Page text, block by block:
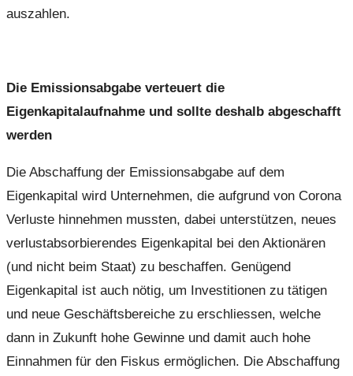
auszahlen.
Die Emissionsabgabe verteuert die
Eigenkapitalaufnahme und sollte deshalb abgeschafft
werden
Die Abschaffung der Emissionsabgabe auf dem
Eigenkapital wird Unternehmen, die aufgrund von Corona
Verluste hinnehmen mussten, dabei unterstützen, neues
verlustabsorbierendes Eigenkapital bei den Aktionären
(und nicht beim Staat) zu beschaffen. Genügend
Eigenkapital ist auch nötig, um Investitionen zu tätigen
und neue Geschäftsbereiche zu erschliessen, welche
dann in Zukunft hohe Gewinne und damit auch hohe
Einnahmen für den Fiskus ermöglichen. Die Abschaffung